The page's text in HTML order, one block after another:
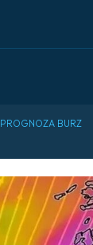
PROGNOZA BURZ